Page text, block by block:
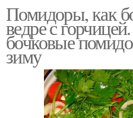
Помидоры, как
ведре с
бочковые
зиму